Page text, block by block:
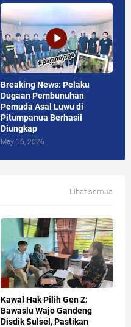
Breaking News: Pelaku
Dugaan Pembunuhan
Pemuda Asal Luwu di
Pitumpanua Berhasil
Diungkap
May 16, 2026
Lihat semua
​Kawal Hak Pilih Gen Z:
Bawaslu Wajo Gandeng
Disdik Sulsel, Pastikan